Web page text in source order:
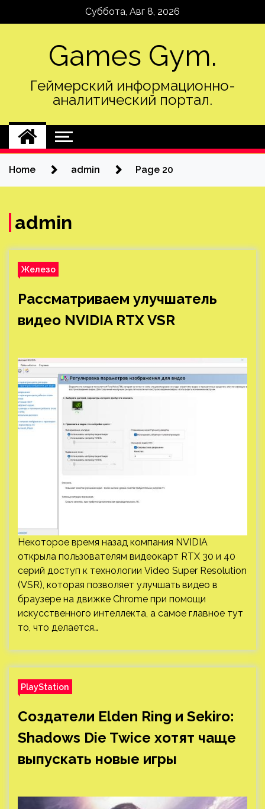
Суббота, Авг 8, 2026
Games Gym.
Геймерский информационно-
аналитический портал.
Home admin Page 20
admin
Железо
Рассматриваем улучшатель
видео NVIDIA RTX VSR
Некоторое время назад компания NVIDIA
открыла пользователям видеокарт RTX 30 и 40
серий доступ к технологии Video Super Resolution
(VSR), которая позволяет улучшать видео в
браузере на движке Chrome при помощи
искусственного интеллекта, а самое главное тут
то, что делается…
PlayStation
Создатели Elden Ring и Sekiro:
Shadows Die Twice хотят чаще
выпускать новые игры